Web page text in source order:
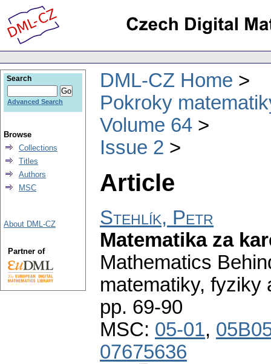
DML-CZ Home
Pokroky
Volume 64
Issue 2
Article
Stehlík, Petr
Matematika za
Mathematics
matematiky, fyziky
pp. 69-90
MSC: 05-01,
07675636
Search
Advanced Search
Browse
Collections
Titles
Authors
MSC
About DML-CZ
Partner of